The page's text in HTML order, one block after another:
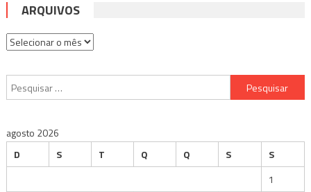
ARQUIVOS
Arquivos
Pesquisar
por:
agosto 2026
D
S T Q Q S
S
1